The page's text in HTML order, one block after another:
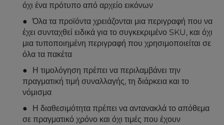
όχι ένα πρότυπο από αρχείο εικόνων
Όλα τα προϊόντα χρειάζονται μια περιγραφή που να
έχει συνταχθεί ειδικά για το συγκεκριμένο SKU, και όχι
μια τυποποιημένη περιγραφή που χρησιμοποιείται σε
όλα τα πακέτα
Η τιμολόγηση πρέπει να περιλαμβάνει την
πραγματική τιμή συναλλαγής, τη διάρκεια και το
νόμισμα
Η διαθεσιμότητα πρέπει να αντανακλά το απόθεμα
σε πραγματικό χρόνο και όχι τιμές που έχουν